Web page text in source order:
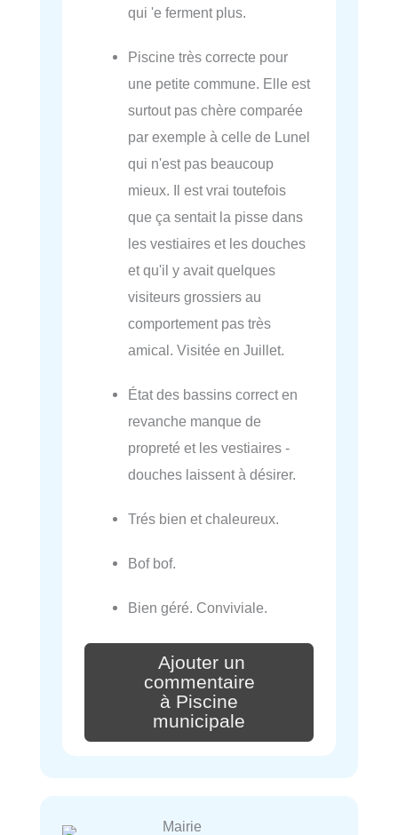
qui 'e ferment plus.
Piscine très correcte pour
une petite commune. Elle est
surtout pas chère comparée
par exemple à celle de Lunel
qui n'est pas beaucoup
mieux. Il est vrai toutefois
que ça sentait la pisse dans
les vestiaires et les douches
et qu'il y avait quelques
visiteurs grossiers au
comportement pas très
amical. Visitée en Juillet.
État des bassins correct en
revanche manque de
propreté et les vestiaires -
douches laissent à désirer.
Trés bien et chaleureux.
Bof bof.
Bien géré. Conviviale.
Ajouter un
commentaire
à Piscine
municipale
Mairie